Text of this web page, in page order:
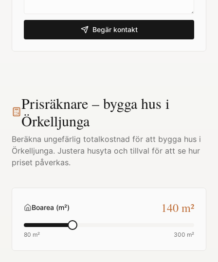
Begär kontakt
Prisräknare – bygga hus i
Örkelljunga
Beräkna ungefärlig totalkostnad för att bygga hus i
Örkelljunga. Justera husyta och tillval för att se hur
priset påverkas.
Boarea (m²) 140m²
80 m² 300 m²